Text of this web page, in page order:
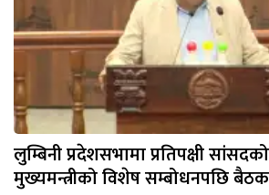
लुम्बिनी प्रदेशसभामा प्रतिपक्षी
मुख्यमन्त्रीको विशेष सम्बोधनपछि